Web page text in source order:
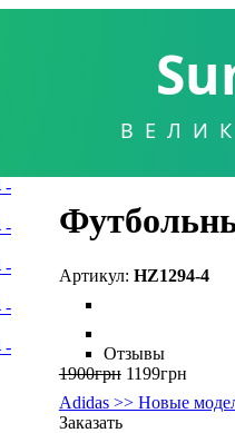
HZ1294-4
Отзывы
1900грн 1199грн
Adidas >> Новые
Заказать